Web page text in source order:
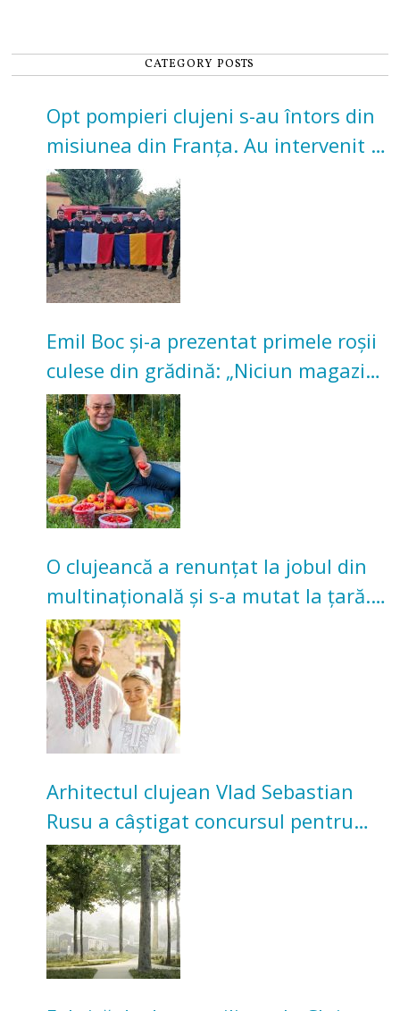
CATEGORY POSTS
Opt pompieri clujeni s-au întors din
misiunea din Franța. Au intervenit la
incendii de vegetație și pădure
Emil Boc și-a prezentat primele roșii
culese din grădină: „Niciun magazin
nu poate oferi această satisfacție”
O clujeancă a renunțat la jobul din
multinațională și s-a mutat la țară.
Acum cultivă legume în grădina
bunicilor
Arhitectul clujean Vlad Sebastian
Rusu a câștigat concursul pentru
transformarea Grădinii Casei
Universitarilor